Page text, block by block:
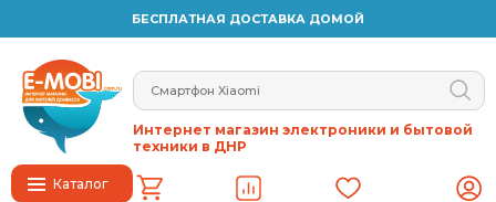
БЕСПЛАТНАЯ ДОСТАВКА ДОМОЙ
Каталог
Интернет магазин электроники и бытовой
техники в ДНР